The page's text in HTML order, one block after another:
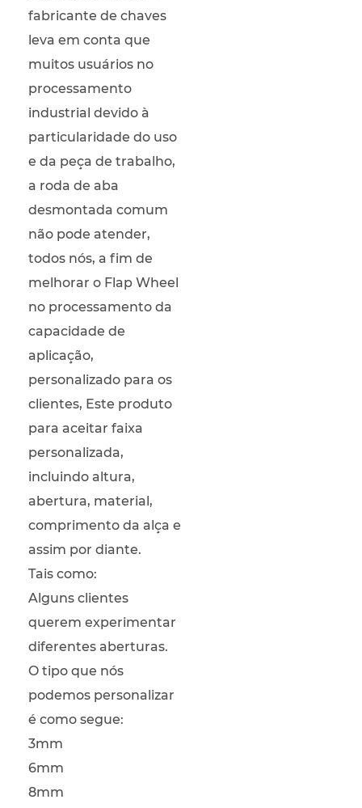
fabricante de chaves
leva em conta que
muitos usuários no
processamento
industrial devido à
particularidade do uso
e da peça de trabalho,
a roda de aba
desmontada comum
não pode atender,
todos nós, a fim de
melhorar o Flap Wheel
no processamento da
capacidade de
aplicação,
personalizado para os
clientes, Este produto
para aceitar faixa
personalizada,
incluindo altura,
abertura, material,
comprimento da alça e
assim por diante.
Tais como:
Alguns clientes
querem experimentar
diferentes aberturas.
O tipo que nós
podemos personalizar
é como segue:
3mm
6mm
8mm